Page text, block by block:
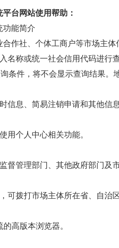
台网站使用帮助：
功能简介
作社、个体工商户等市场主体
名称或统一社会信用代码进行
条件，将不会显示查询结果。
信息、简易注销申请和其他信
用个人中心相关功能。
督管理部门、其他政府部门及
可拨打市场主体所在省、自治
高版本浏览器。